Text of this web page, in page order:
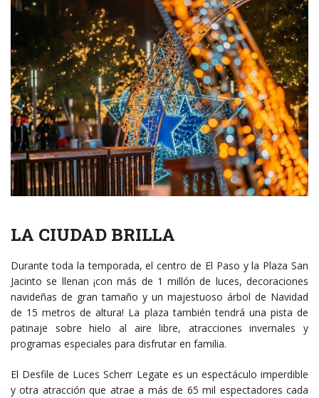
LA CIUDAD BRILLA
Durante toda la temporada, el centro de El Paso y la Plaza San
Jacinto se llenan ¡con más de 1 millón de luces, decoraciones
navideñas de gran tamaño y un majestuoso árbol de Navidad
de 15 metros de altura! La plaza también tendrá una pista de
patinaje sobre hielo al aire libre, atracciones invernales y
programas especiales para disfrutar en familia.
El Desfile de Luces Scherr Legate es un espectáculo imperdible
y otra atracción que atrae a más de 65 mil espectadores cada